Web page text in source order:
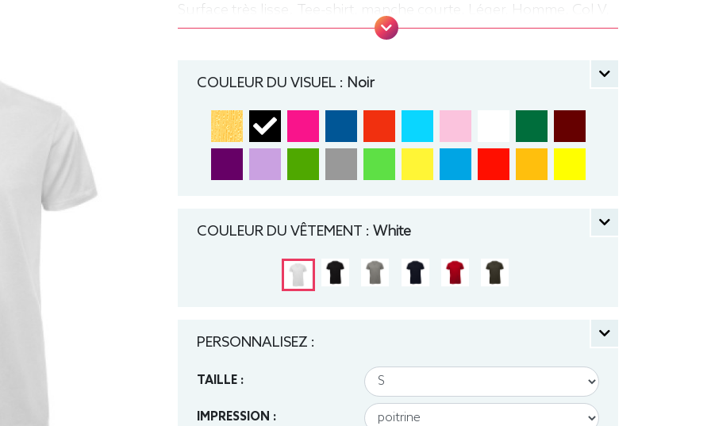
Surface très lisse. Tee-shirt, manche courte, Léger, Homme, Col V,
Bio / Organic, B&C
COULEUR DU VISUEL : Noir
COULEUR DU VÊTEMENT : White
PERSONNALISEZ :
TAILLE :
IMPRESSION :